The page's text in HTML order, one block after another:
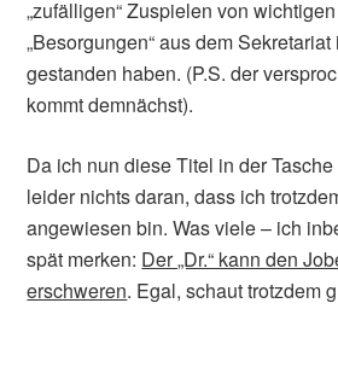
„zufälligen“ Zuspielen von
„Besorgungen“ aus dem
gestanden haben. (P.S. der
kommt demnächst).
Da ich nun diese Titel in der
leider nichts daran, dass ich
angewiesen bin. Was viele – ich
spät merken: Der „Dr.“ kann den
erschweren. Egal, schaut trotzdem